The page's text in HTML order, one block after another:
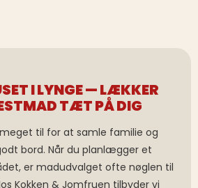
I LYNGE — LÆKKER
TÆT PÅ DIG
meget til for at samle familie og
bord. Når du planlægger et
er madudvalget ofte nøglen til
Kokken & Jomfruen tilbyder vi